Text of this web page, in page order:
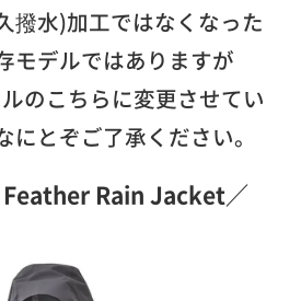
撥水)加工ではなくなった
モデルではありますが
のこちらに変更させてい
にとぞご了承ください。
Feather Rain Jacket／